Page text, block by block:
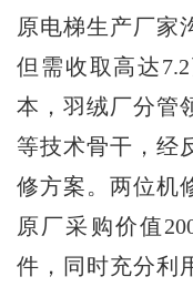
原电梯生产厂家
但需收取高达
本，羽绒厂分管
等技术骨干，经
修方案。两位机
原厂采购价值
件，同时充分利